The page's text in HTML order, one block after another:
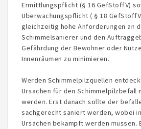
Ermittlungspflicht (§ 16 GefStoffV)
Überwachungspflicht ( § 18
gleichzeitig hohe Anforderungen an
Schimmelsanierer und den
Gefährdung der Bewohner oder
Innenräumen zu minimieren.
Werden Schimmelpilzquellen
Ursachen für den Schimmelpilzbefall
werden. Erst danach sollte der
sachgerecht saniert werden, wobei
Ursachen bekämpft werden müssen.